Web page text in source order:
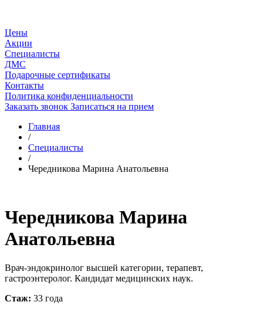
Цены
Акции
Специалисты
ДМС
Подарочные сертификаты
Контакты
Политика конфиденциальности
Заказать звонок Записаться на прием
Главная
/
Специалисты
/
Чередникова Марина Анатольевна
Чередникова Марина
Анатольевна
Врач-эндокринолог высшей категории, терапевт,
гастроэнтеролог. Кандидат медицинских наук.
Стаж: 33 года